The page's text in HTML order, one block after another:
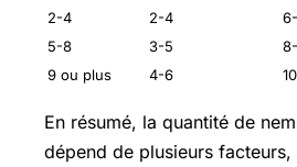
2-4 2-4
5-8
3-5
9 ou plus
4-6
En résumé, la quantité de
dépend de plusieurs